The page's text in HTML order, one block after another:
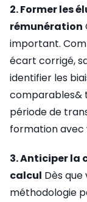
2. Former les
rémunération
important.
écart corrigé,
identifier les
comparables&
période de
formation
3. Anticiper la
calcul Dès
méthodologie